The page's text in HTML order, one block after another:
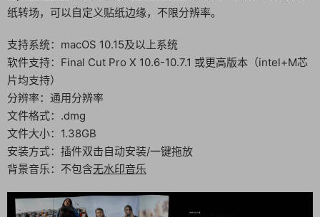
纸转场，可以自定义贴纸边缘，不限分辨率。
支持系统：macOS 10.15及以上系统
软件支持：Final Cut Pro X 10.6-10.7.1 或更高版本（intel+M芯
片均支持）
分辨率：通用分辨率
文件格式：.dmg
文件大小：1.38GB
安装方式：插件双击自动安装/一键拖放
背景音乐：不包含无水印音乐